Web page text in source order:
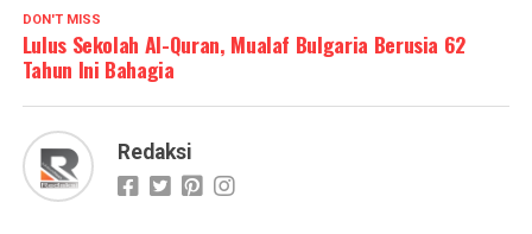
DON'T MISS
Lulus Sekolah Al-Quran, Mualaf Bulgaria Berusia 62
Tahun Ini Bahagia
Redaksi